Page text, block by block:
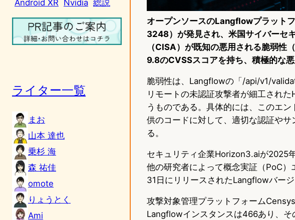
Android XR Nvidia 総説
ライター一覧
まお
山本 達也
乗杉 海
森 祐佳
omote
りょうとく
Ami
オープンソースのLangflowプラット
3248）が発見され、米国サイバーセ
（CISA）が既知の悪用される脆弱性
9.8のCVSSスコアを持ち、積極的な
脆弱性は、Langflowの「/api/v1/
リモートの未認証攻撃者が細工され
うものである。具体的には、このエ
供のコードに対して、適切な認証や
る。
セキュリティ企業Horizon3.aiが2025
他の研究者によって概念実証（PoC
31日にリリースされたLangflowバージ
攻撃対象管理プラットフォーム
Langflowインスタンスは466あり、そ